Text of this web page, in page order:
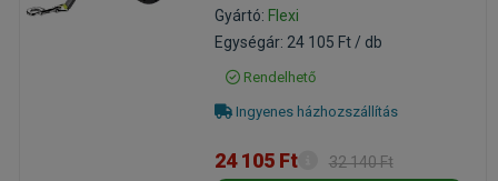
Gyártó: Flexi
Egységár: 24 105 Ft / db
Rendelhető
Ingyenes házhozszállítás
24 105 Ft 32 140 Ft